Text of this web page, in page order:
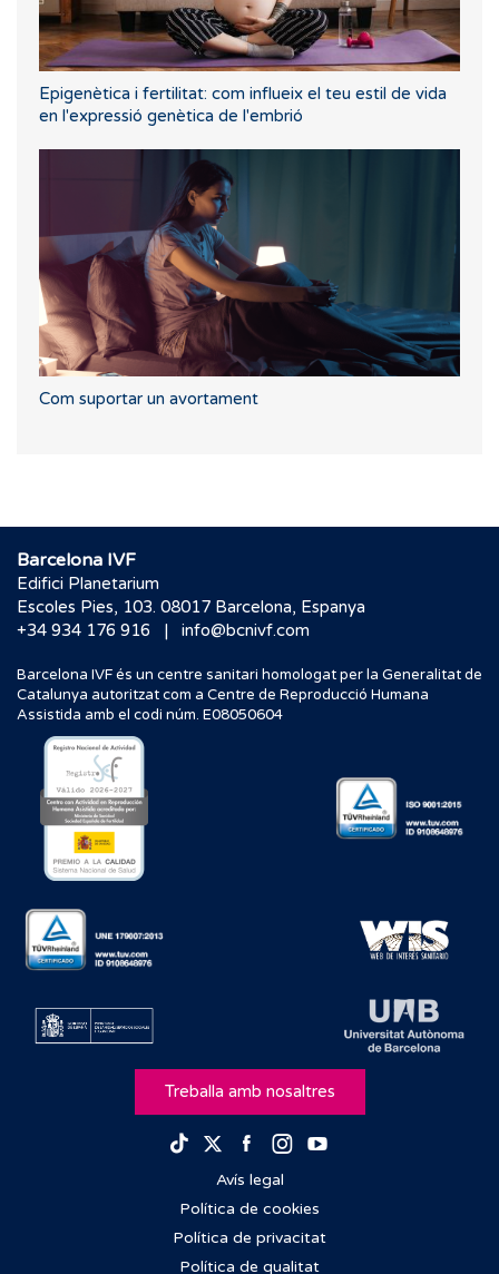
Epigenètica i fertilitat: com influeix el teu estil de vida
en l'expressió genètica de l'embrió
Com suportar un avortament
Barcelona IVF
Edifici Planetarium
Escoles Pies, 103. 08017 Barcelona, Espanya
+34 934 176 916
| info@bcnivf.com
Barcelona IVF és un centre sanitari homologat per la Generalitat de
Catalunya autoritzat com a Centre de Reproducció Humana
Assistida amb el codi núm. E08050604
Treballa amb nosaltres
TikTokTwitterFacebook
Instagram
Avís legal
Política de cookies
Política de privacitat
Política de qualitat